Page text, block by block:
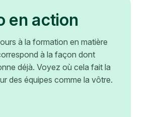
en action
à la formation en matière
à la façon dont
déjà. Voyez où cela fait la
des équipes comme la vôtre.